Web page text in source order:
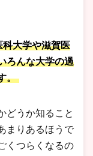
大学や滋賀医
ろんな大学の過
。
どうか知ること
まりあるほうで
くつらくなるの